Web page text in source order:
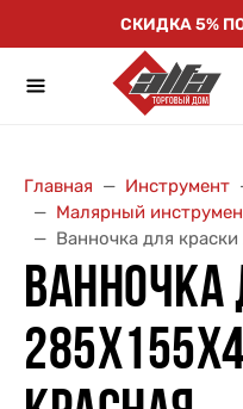
СКИДКА 5%
Главная Инструмент
Малярный
Ванночка для
ВАННОЧКА